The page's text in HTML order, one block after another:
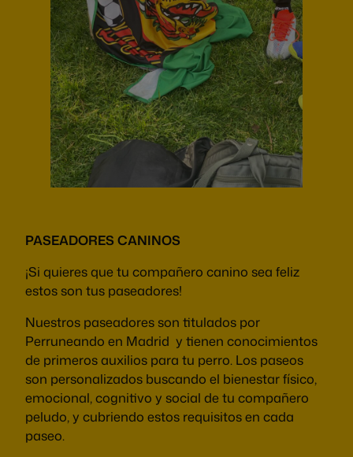
PASEADORES CANINOS
¡Si quieres que tu compañero canino sea feliz
estos son tus paseadores!
Nuestros paseadores son titulados por
Perruneando en Madrid y tienen conocimientos
de primeros auxilios para tu perro. Los paseos
son personalizados buscando el bienestar físico,
emocional, cognitivo y social de tu compañero
peludo, y cubriendo estos requisitos en cada
paseo.